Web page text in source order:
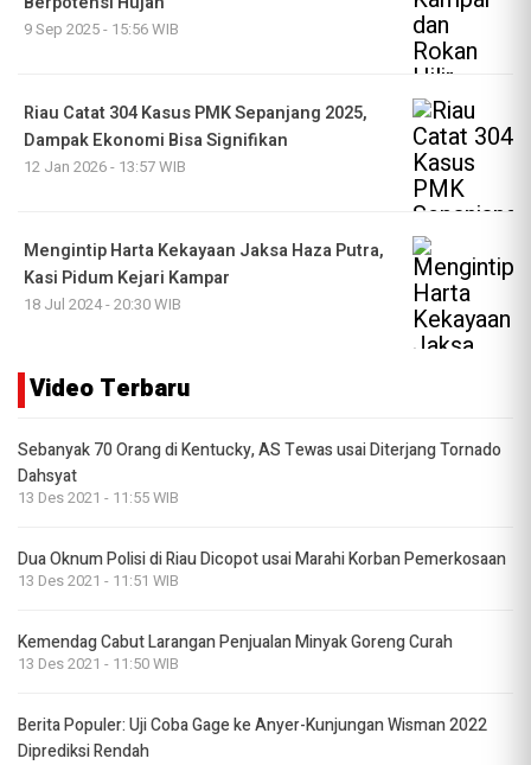
9 Sep 2025 - 15:56 WIB
Riau Catat 304 Kasus PMK Sepanjang 2025,
Dampak Ekonomi Bisa Signifikan
12 Jan 2026 - 13:57 WIB
Mengintip Harta Kekayaan Jaksa Haza Putra,
Kasi Pidum Kejari Kampar
18 Jul 2024 - 20:30 WIB
Video Terbaru
Sebanyak 70 Orang di Kentucky, AS Tewas usai Diterjang Tornado
Dahsyat
13 Des 2021 - 11:55 WIB
Dua Oknum Polisi di Riau Dicopot usai Marahi Korban Pemerkosaan
13 Des 2021 - 11:51 WIB
Kemendag Cabut Larangan Penjualan Minyak Goreng Curah
13 Des 2021 - 11:50 WIB
Berita Populer: Uji Coba Gage ke Anyer-Kunjungan Wisman 2022
Diprediksi Rendah